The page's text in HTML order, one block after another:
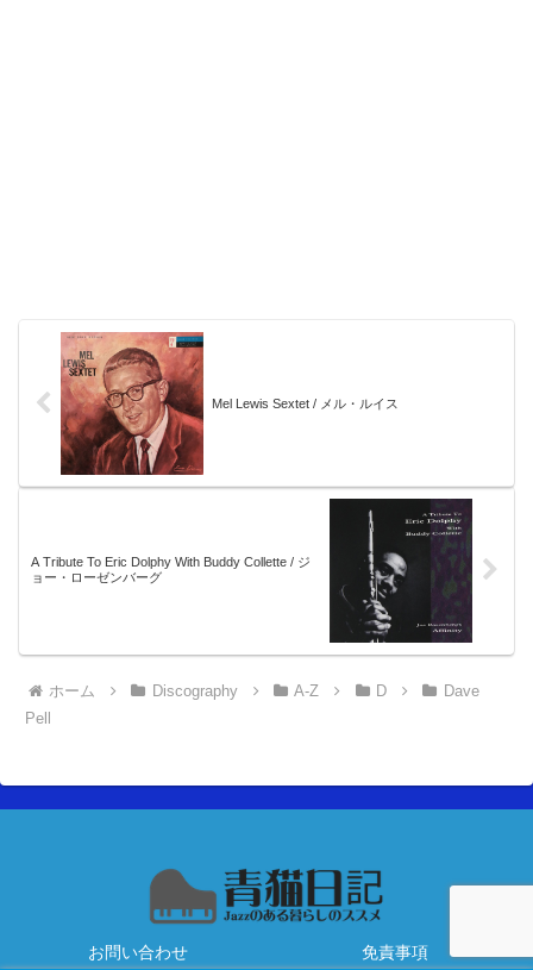
Mel Lewis Sextet / メル・ルイス
A Tribute To Eric Dolphy With Buddy Collette / ジ
ョー・ローゼンバーグ
ホーム Discography A-Z D
Dave
Pell
お問い合わせ 免責事項